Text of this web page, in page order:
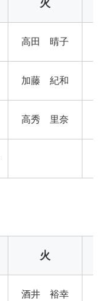
火
高田 晴子
加藤 紀和
高秀 里奈
火
酒井 裕幸